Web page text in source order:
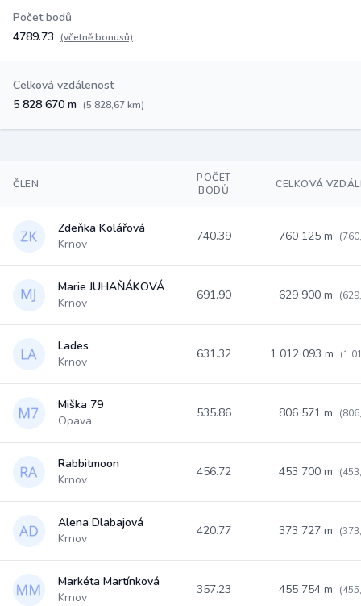
Počet bodů
4789.73 (včetně bonusů)
Celková vzdálenost
5 828 670 m (5 828,67 km)
ČLEN
POČET
BODŮ
CELKOVÁ
Zdeňka Kolářová
Krnov
740.39 760 125 m
Marie JUHAŇÁKOVÁ
Krnov
691.90 629 900 m
Lades
Krnov
631.32 1 012 093 m (1
Miška 79
Opava
535.86 806 571 m
Rabbitmoon
Krnov
456.72 453 700 m
Alena Dlabajová
Krnov
420.77 373 727 m
Markéta Martínková
Krnov
357.23 455 754 m